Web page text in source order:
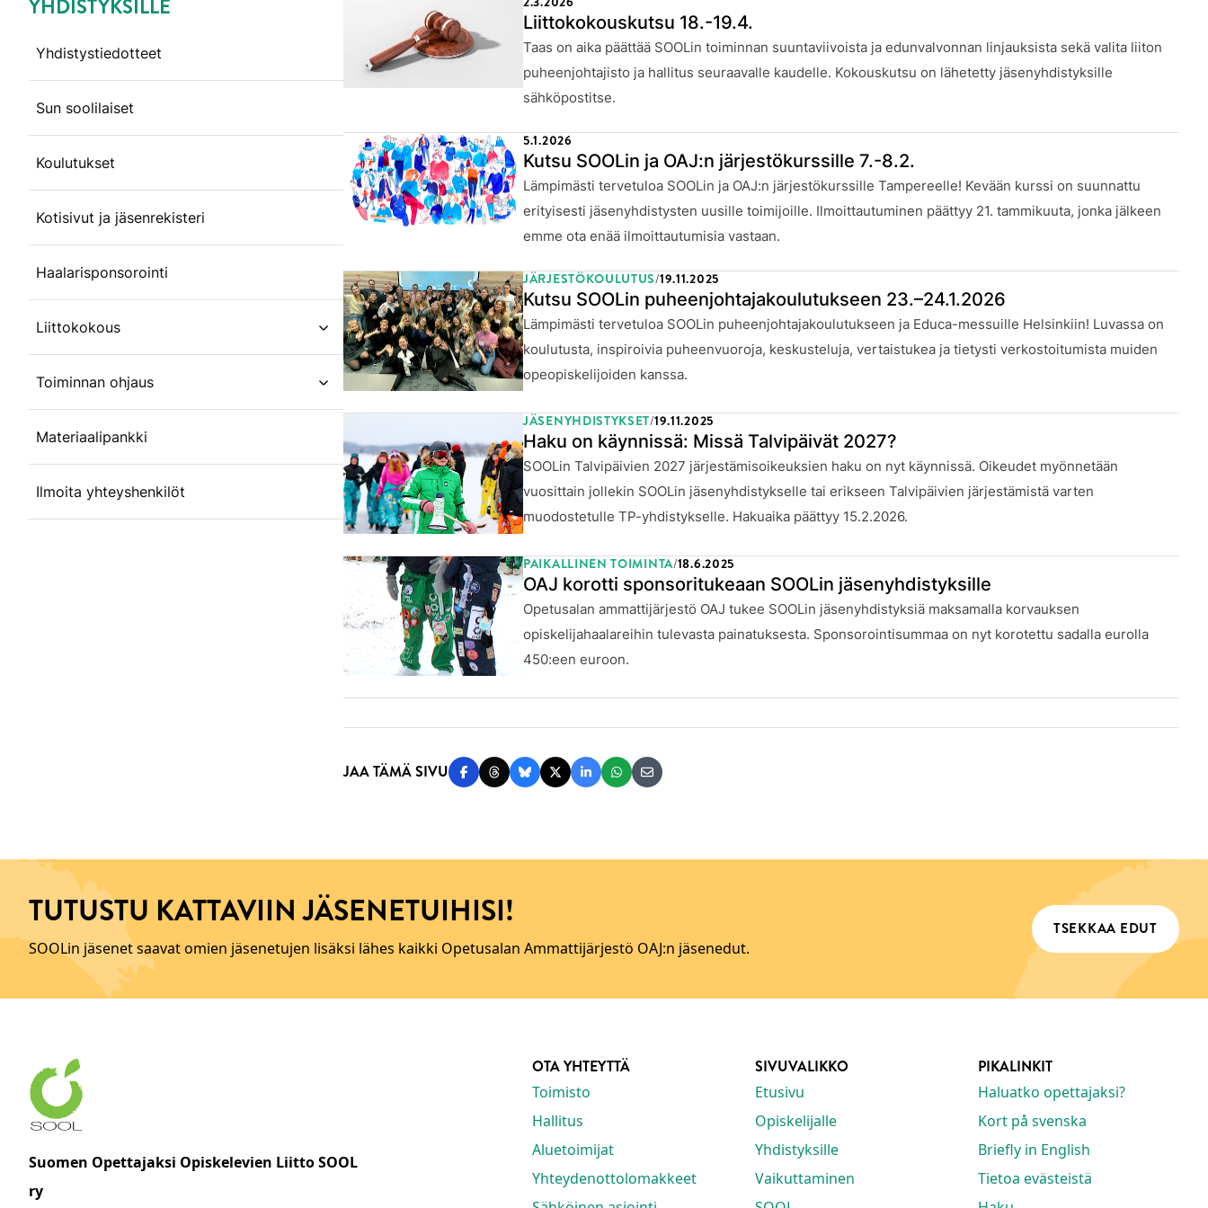
Liittokokouskutsu 18.-19.4.
JULKAISTU:
Taas on aika päättää SOOLin toiminnan suuntaviivoista ja edunvalvonnan linjauksista sekä valita liiton
puheenjohtajisto ja hallitus seuraavalle kaudelle. Kokouskutsu on lähetetty jäsenyhdistyksille
sähköpostitse.
Kutsu SOOLin ja OAJ:n järjestökurssille 7.-8.2.
JULKAISTU:
5.1.2026
Lämpimästi tervetuloa SOOLin ja OAJ:n järjestökurssille Tampereelle! Kevään kurssi on suunnattu
erityisesti jäsenyhdistysten uusille toimijoille. Ilmoittautuminen päättyy 21. tammikuuta, jonka jälkeen
emme ota enää ilmoittautumisia vastaan.
Kutsu SOOLin puheenjohtajakoulutukseen 23.–24.1.2026
JÄRJESTÖKOULUTUS
JULKAISTU: 19.11.2025
Lämpimästi tervetuloa SOOLin puheenjohtajakoulutukseen ja Educa-messuille Helsinkiin! Luvassa on
koulutusta, inspiroivia puheenvuoroja, keskusteluja, vertaistukea ja tietysti verkostoitumista muiden
opeopiskelijoiden kanssa.
Haku on käynnissä: Missä Talvipäivät 2027?
JÄSENYHDISTYKSET
JULKAISTU: 19.11.2025
SOOLin Talvipäivien 2027 järjestämisoikeuksien haku on nyt käynnissä. Oikeudet myönnetään
vuosittain jollekin SOOLin jäsenyhdistykselle tai erikseen Talvipäivien järjestämistä varten
muodostetulle TP-yhdistykselle. Hakuaika päättyy 15.2.2026.
OAJ korotti sponsoritukeaan SOOLin jäsenyhdistyksille
PAIKALLINEN TOIMINTA
JULKAISTU: 18.6.2025
Opetusalan ammattijärjestö OAJ tukee SOOLin jäsenyhdistyksiä maksamalla korvauksen
opiskelijahaalareihin tulevasta painatuksesta. Sponsorointisummaa on nyt korotettu sadalla eurolla
450:een euroon.
JAA TÄMÄ SIVU Jaa Facebookissa
Jaa Threadsissa
Jaa Blueskyssä
Jaa Twitterissä
Jaa LinkedInissä
Jaa WhatsAppissa
Jaa sähköpostitse
Ohita valikko
YHDISTYKSILLE
Yhdistystiedotteet
Sun soolilaiset
Koulutukset
Kotisivut ja jäsenrekisteri
Haalarisponsorointi
Liittokokous open submenu
Toiminnan ohjaus open submenu
Materiaalipankki
Ilmoita yhteyshenkilöt
TUTUSTU KATTAVIIN JÄSENETUIHISI!
SOOLin jäsenet saavat omien jäsenetujen lisäksi lähes kaikki Opetusalan Ammattijärjestö OAJ:n jäsenedut.
TSEKKAA EDUT
Suomen Opettajaksi Opiskelevien Liitto SOOL
ry
OTA YHTEYTTÄ
Toimisto
Hallitus
Aluetoimijat
Yhteydenottolomakkeet
SIVUVALIKKO
Etusivu
Opiskelijalle
Yhdistyksille
Vaikuttaminen
PIKALINKIT
Haluatko opettajaksi?
Kort på svenska
Briefly in English
Tietoa evästeistä